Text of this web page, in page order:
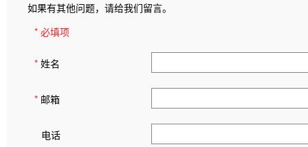
如果有其他问题，请给我们留言。
* 必填项
* 姓名
* 邮箱
电话